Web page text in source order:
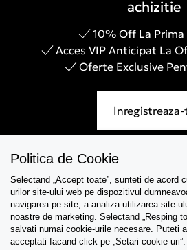
achizitie
10% Off La
Acces VIP Anticipat La
Oferte Exclusive
Asistenta
Colectii
Politica de Cookie
Selectand „Accept toate”, sunteti de acord
urilor site-ului web pe dispozitivul
navigarea pe site, a analiza utilizarea site-
noastre de marketing. Selectand „Resping
salvati numai cookie-urile necesare. Puteti
acceptati facand click pe „Setari cookie-